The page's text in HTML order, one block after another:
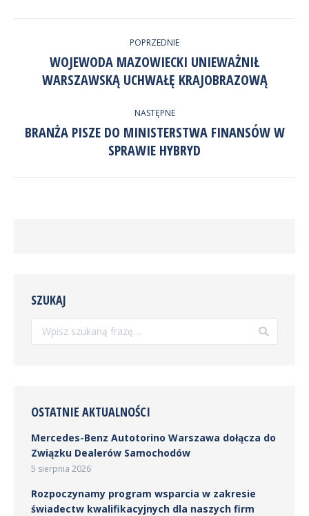
przez
Twitter
WPISÓW
POPRZEDNIE
Poprzedni
wpis:
WOJEWODA MAZOWIECKI UNIEWAŻNIŁ
WARSZAWSKĄ UCHWAŁĘ KRAJOBRAZOWĄ
NASTĘPNE
Następny
wpis:
BRANŻA PISZE DO MINISTERSTWA FINANSÓW W
SPRAWIE HYBRYD
SZUKAJ
Szukaj:
OSTATNIE AKTUALNOŚCI
Mercedes-Benz Autotorino Warszawa dołącza do
Związku Dealerów Samochodów
5 sierpnia 2026
Rozpoczynamy program wsparcia w zakresie
świadectw kwalifikacyjnych dla naszych firm